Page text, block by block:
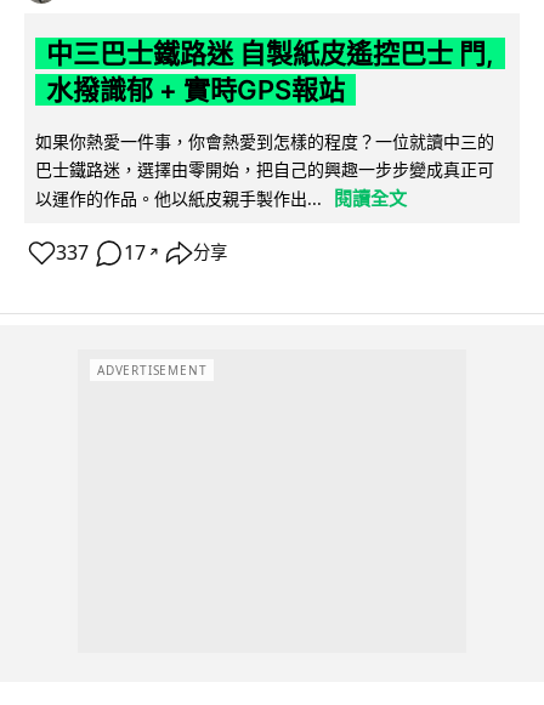
中三巴士鐵路迷 自製紙皮遙控巴士 門,
水撥識郁 + 實時GPS報站
如果你熱愛一件事，你會熱愛到怎樣的程度？一位就讀中三的
巴士鐵路迷，選擇由零開始，把自己的興趣一步步變成真正可
以運作的作品。他以紙皮親手製作出...
閱讀全文
337 17 ↗ 分享
ADVERTISEMENT